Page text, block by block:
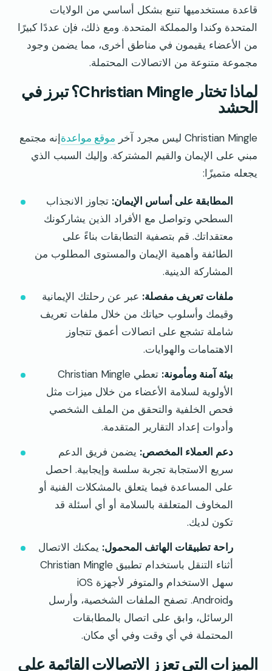
قاعدة مستخدميها تنبع بشكل أساسي من الولايات
المتحدة وكندا والمملكة المتحدة. ومع ذلك، فإن عددًا كبيرًا
من الأعضاء يقيمون في مناطق أخرى، مما يضمن وجود
مجموعة متنوعة من الاتصالات المحتملة.
لماذا تختار Christian Mingle؟ تبرز في
الحشد
Christian Mingle ليس مجرد آخر موقع مواعدةإنه مجتمع
مبني على الإيمان والقيم المشتركة. وإليك السبب الذي
يجعله متميزًا:
المطابقة على أساس الإيمان: تجاوز الانجذاب
السطحي وتواصل مع الأفراد الذين يشاركونك
معتقداتك. قم بتصفية التطابقات بناءً على
الطائفة وأهمية الإيمان والمستوى المطلوب من
المشاركة الدينية.
ملفات تعريف مفصلة: عبر عن رحلتك الإيمانية
وقيمك وأسلوب حياتك من خلال ملفات تعريف
شاملة تشجع على اتصالات أعمق تتجاوز
الاهتمامات والهوايات.
بيئة آمنة ومأمونة:
تعطي Christian Mingle
الأولوية لسلامة الأعضاء من خلال ميزات مثل
فحص الخلفية والتحقق من الملف الشخصي
وأدوات إعداد التقارير المتقدمة.
دعم العملاء المخصص: يضمن فريق الدعم
سريع الاستجابة تجربة سلسة وإيجابية. احصل
على المساعدة فيما يتعلق بالمشكلات الفنية أو
المخاوف المتعلقة بالسلامة أو أي أسئلة قد
تكون لديك.
راحة تطبيقات الهاتف المحمول: يمكنك الاتصال
أثناء التنقل باستخدام تطبيق Christian Mingle
سهل الاستخدام والمتوفر لأجهزة iOS
وAndroid. تصفح الملفات الشخصية، وأرسل
الرسائل، وابق على اتصال بالمطابقات
المحتملة في أي وقت وفي أي مكان.
الميزات التي تعزز الاتصالات القائمة على